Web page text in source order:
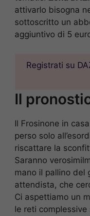
attivarlo bisogna
sottoscritto un
aggiuntivo di 5
Registrati su
Il
Il Frosinone in
perso solo
riscattare la
Saranno
mano il pallino del
attendista, che
Ci aspettiamo un
le reti